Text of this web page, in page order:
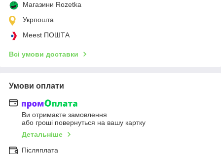
Магазини Rozetka
Укрпошта
Meest ПОШТА
Всі умови доставки
Умови оплати
Ви отримаєте замовлення
або гроші повернуться на вашу картку
Детальніше
Післяплата